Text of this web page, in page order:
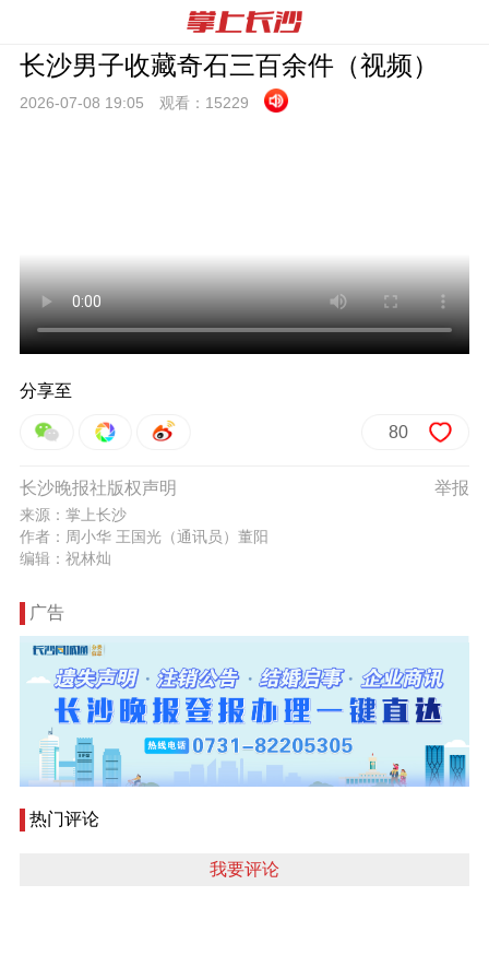
长沙男子收藏奇石三百余件（视频）
2026-07-08 19:05 观看： 15229
分享至
80
举报
长沙晚报社版权声明
来源：掌上长沙
作者：周小华 王国光（通讯员）董阳
编辑：祝林灿
广告
热门评论
我要评论